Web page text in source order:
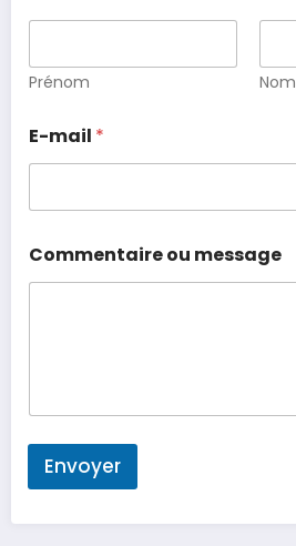
Prénom Nom
E-mail *
Commentaire ou message
Envoyer